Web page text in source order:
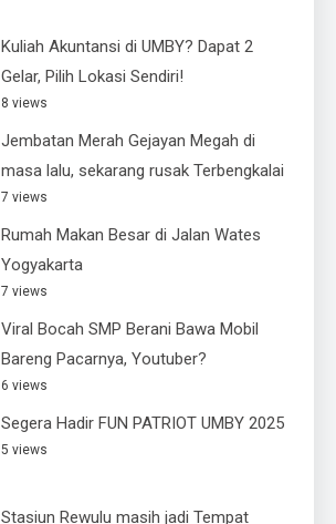
Kuliah Akuntansi di UMBY? Dapat 2
Gelar, Pilih Lokasi Sendiri!
8 views
Jembatan Merah Gejayan Megah di
masa lalu, sekarang rusak Terbengkalai
7 views
Rumah Makan Besar di Jalan Wates
Yogyakarta
7 views
Viral Bocah SMP Berani Bawa Mobil
Bareng Pacarnya, Youtuber?
6 views
Segera Hadir FUN PATRIOT UMBY 2025
5 views
Stasiun Rewulu masih jadi Tempat